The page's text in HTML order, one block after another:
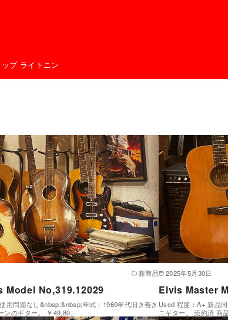
プ ライトニン
新商品
Model No,319.12029
用問題なし&nbsp;&nbsp;年式：1960年代旧き善き
ンのギター。 ￥49,80…
2025年5月30日
Elvis Master
Used 程度：A+ 新品
ニギター。 売約済 商